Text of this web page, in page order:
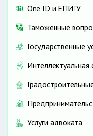
One ID и ЕПИГУ
Таможенные
Государственные
Интеллектуальная
Услуги адвоката